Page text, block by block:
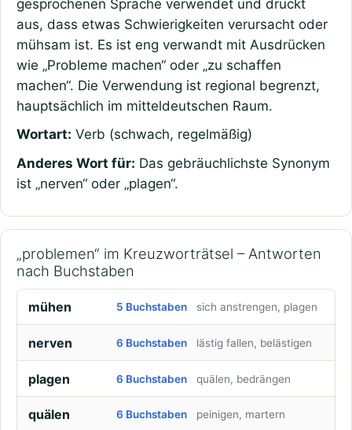
gesprochenen Sprache verwendet und drückt
aus, dass etwas Schwierigkeiten verursacht oder
mühsam ist. Es ist eng verwandt mit Ausdrücken
wie „Probleme machen“ oder „zu schaffen
machen“. Die Verwendung ist regional begrenzt,
hauptsächlich im mitteldeutschen Raum.
Wortart: Verb (schwach, regelmäßig)
Anderes Wort für: Das gebräuchlichste Synonym
ist „nerven“ oder „plagen“.
„problemen“ im Kreuzworträtsel – Antworten
nach Buchstaben
mühen 5 Buchstaben sich anstrengen, plagen
nerven 6 Buchstaben lästig fallen, belästigen
plagen 6 Buchstaben quälen, bedrängen
quälen 6 Buchstaben peinigen, martern